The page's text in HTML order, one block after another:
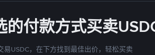
的付款方式买卖
易USDC，在下方找到最佳出价，轻松买卖